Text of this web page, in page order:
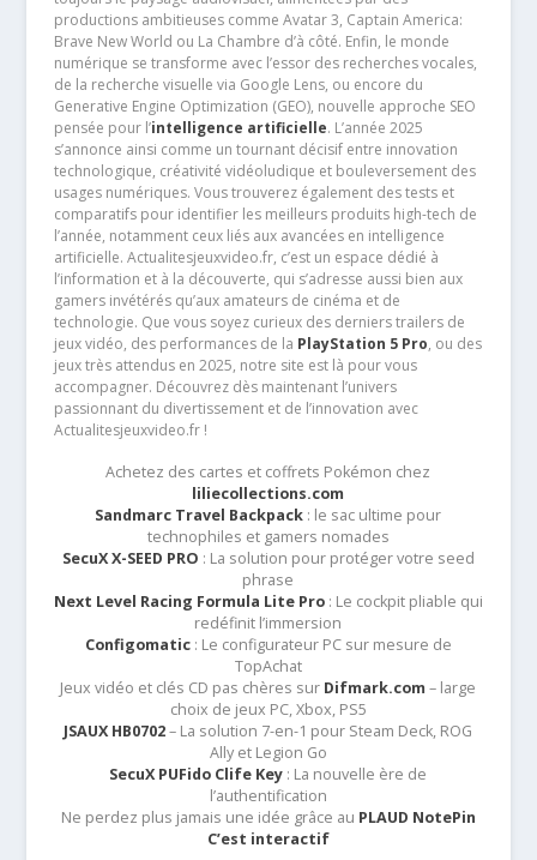
productions ambitieuses comme Avatar 3, Captain America:
Brave New World ou La Chambre d’à côté. Enfin, le monde
numérique se transforme avec l’essor des recherches vocales,
de la recherche visuelle via Google Lens, ou encore du
Generative Engine Optimization (GEO), nouvelle approche SEO
pensée pour l’intelligence artificielle. L’année 2025
s’annonce ainsi comme un tournant décisif entre innovation
technologique, créativité vidéoludique et bouleversement des
usages numériques. Vous trouverez également des tests et
comparatifs pour identifier les meilleurs produits high-tech de
l’année, notamment ceux liés aux avancées en intelligence
artificielle. Actualitesjeuxvideo.fr, c’est un espace dédié à
l’information et à la découverte, qui s’adresse aussi bien aux
gamers invétérés qu’aux amateurs de cinéma et de
technologie. Que vous soyez curieux des derniers trailers de
jeux vidéo, des performances de la PlayStation 5 Pro, ou des
jeux très attendus en 2025, notre site est là pour vous
accompagner. Découvrez dès maintenant l’univers
passionnant du divertissement et de l’innovation avec
Actualitesjeuxvideo.fr !
Achetez des cartes et coffrets Pokémon chez
liliecollections.com
Sandmarc Travel Backpack : le sac ultime pour
technophiles et gamers nomades
SecuX X-SEED PRO : La solution pour protéger votre seed
phrase
Next Level Racing Formula Lite Pro: Le cockpit pliable qui
redéfinit l’immersion
Configomatic: Le configurateur PC sur mesure de
TopAchat
Jeux vidéo et clés CD pas chères sur Difmark.com – large
choix de jeux PC, Xbox, PS5
JSAUX HB0702– La solution 7-en-1 pour Steam Deck, ROG
Ally et Legion Go
SecuX PUFido Clife Key : La nouvelle ère de
l’authentification
Ne perdez plus jamais une idée grâce au PLAUD NotePin
C’est interactif